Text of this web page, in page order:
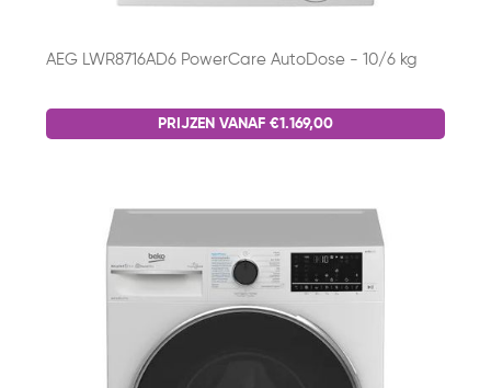
AEG LWR8716AD6 PowerCare AutoDose - 10/6 kg
PRIJZEN VANAF €1.169,00